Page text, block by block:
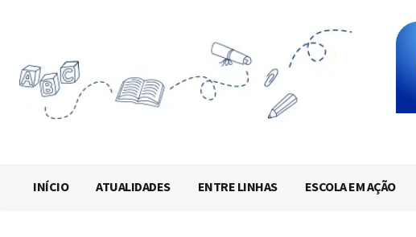
INÍCIO ATUALIDADES ENTRE LINHAS ESCOLA EM AÇÃO